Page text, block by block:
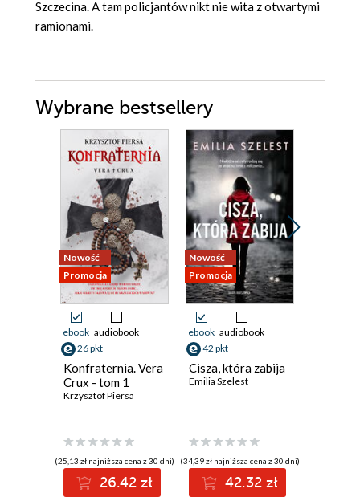
Szczecina. A tam policjantów nikt nie wita z otwartymi
ramionami.
Wybrane bestsellery
Nowość
Promocja
ebook audiobook
26 pkt
Konfraternia. Vera
Crux - tom 1
Krzysztof Piersa
(25,13 zł najniższa cena z 30 dni)
26.42 zł
Nowość
Promocja
ebook audiobook
42 pkt
Cisza, która zabija
Emilia Szelest
(34,39 zł najniższa cena z 30 dni)
42.32 zł